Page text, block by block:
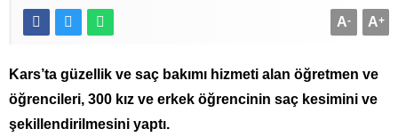
A+
A-
Kars’ta güzellik ve saç bakımı hizmeti alan öğretmen ve
öğrencileri, 300 kız ve erkek öğrencinin saç kesimini ve
şekillendirilmesini yaptı.